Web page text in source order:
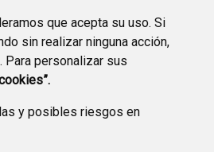
que acepta su uso. Si
sin realizar ninguna acción,
personalizar sus
y posibles riesgos en
POLÍTICA DE COOKIES
ENLACE EXTERNO